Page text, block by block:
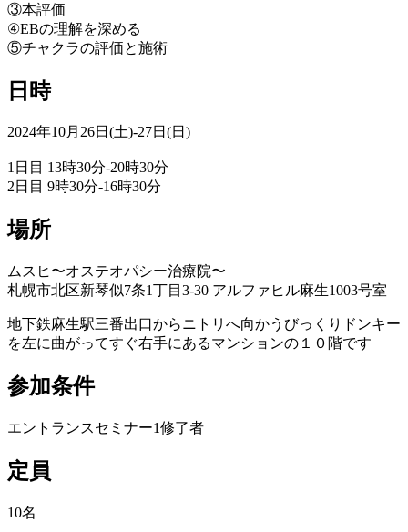
③本評価
④EBの理解を深める
⑤チャクラの評価と施術
日時
2024年10月26日(土)-27日(日)
1日目 13時30分-20時30分
2日目 9時30分-16時30分
場所
ムスヒ〜オステオパシー治療院〜
札幌市北区新琴似7条1丁目3-30 アルファヒル麻生1003号室
地下鉄麻生駅三番出口からニトリへ向かうびっくりドンキー
を左に曲がってすぐ右手にあるマンションの１０階です
参加条件
エントランスセミナー1修了者
定員
10名